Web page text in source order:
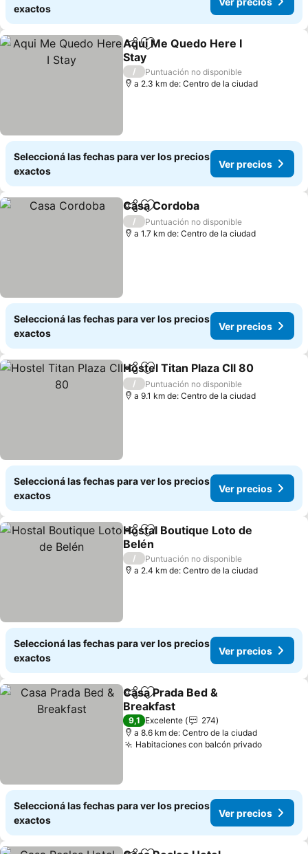
exactos
CompartirAñadir a favoritos
Aqui Me Quedo Here I
Stay
Ver precios
/
Puntuación no disponible
a 2.3 km de: Centro de la ciudad
Seleccioná las fechas para ver los precios
exactos
Ver precios
CompartirAñadir a favoritos
Casa Cordoba
/
Puntuación no disponible
a 1.7 km de: Centro de la ciudad
Seleccioná las fechas para ver los precios
exactos
Ver precios
CompartirAñadir a favoritos
Hostel Titan Plaza Cll 80
/
Puntuación no disponible
a 9.1 km de: Centro de la ciudad
Seleccioná las fechas para ver los precios
exactos
Ver precios
CompartirAñadir a favoritos
Hostal Boutique Loto de
Belén
Ver precios
/
Puntuación no disponible
a 2.4 km de: Centro de la ciudad
Seleccioná las fechas para ver los precios
exactos
Ver precios
CompartirAñadir a favoritos
Casa Prada Bed &
Breakfast
Ver precios
9,1 Excelente
274
a 8.6 km de: Centro de la ciudad
Habitaciones con balcón privadoVer
Seleccioná las fechas para ver los precios
exactos
Ver precios